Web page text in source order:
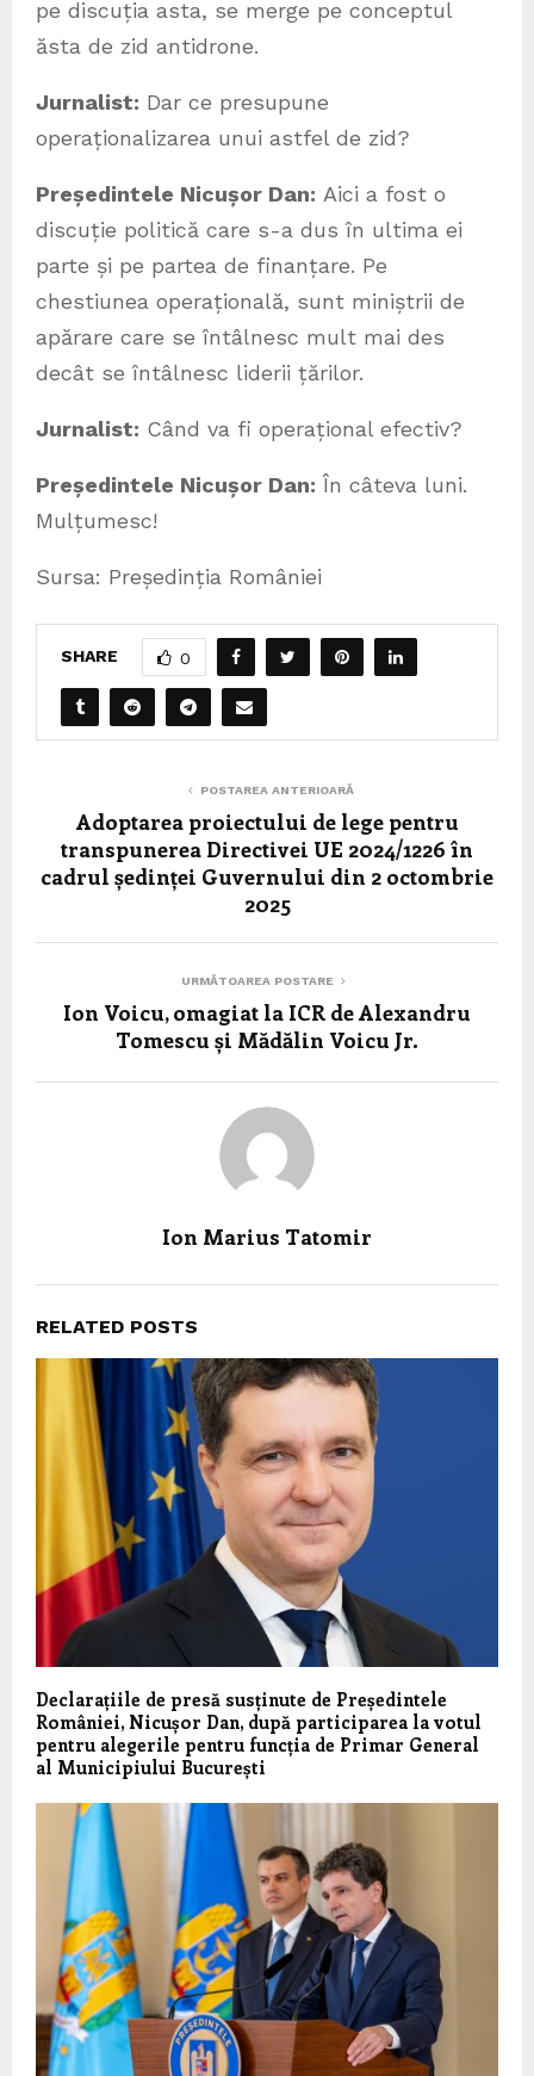
pe discuția asta, se merge pe conceptul
ăsta de zid antidrone.
Jurnalist: Dar ce presupune
operaționalizarea unui astfel de zid?
Președintele Nicușor Dan: Aici a fost o
discuție politică care s-a dus în ultima ei
parte și pe partea de finanțare. Pe
chestiunea operațională, sunt miniștrii de
apărare care se întâlnesc mult mai des
decât se întâlnesc liderii țărilor.
Jurnalist: Când va fi operațional efectiv?
Președintele Nicușor Dan: În câteva luni.
Mulțumesc!
Sursa: Președinția României
SHARE 0
POSTAREA ANTERIOARĂ
Adoptarea proiectului de lege pentru
transpunerea Directivei UE 2024/1226 în
cadrul ședinței Guvernului din 2 octombrie
2025
URMĂTOAREA POSTARE
Ion Voicu, omagiat la ICR de Alexandru
Tomescu și Mădălin Voicu Jr.
Ion Marius Tatomir
RELATED POSTS
Declarațiile de presă susținute de Președintele
României, Nicușor Dan, după participarea la votul
pentru alegerile pentru funcția de Primar General
al Municipiului București